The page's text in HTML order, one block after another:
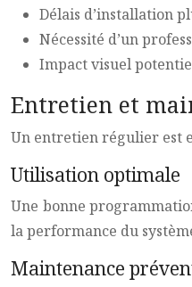
Délais d’installation
Nécessité d’un
Impact visuel
Entretien et
Un entretien régulier est
Utilisation optimale
Une bonne
la performance du
Maintenance